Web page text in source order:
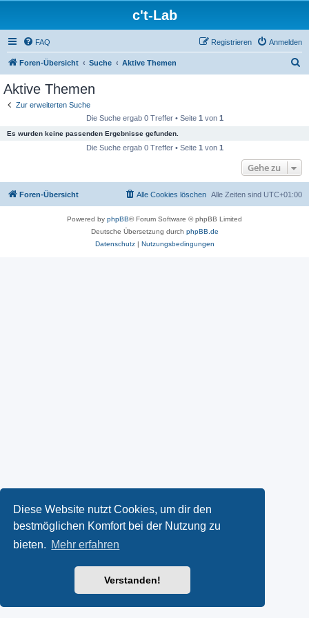
Diese Website nutzt Cookies, um dir den
bestmöglichen Komfort bei der Nutzung zu
bieten. Mehr erfahren
Verstanden!
c't-Lab
FAQ Anmelden
Registrieren
Foren-Übersicht Suche Aktive Themen
Aktive Themen
Zur erweiterten Suche
Die Suche ergab 0 Treffer • Seite 1 von 1
Es wurden keine passenden Ergebnisse gefunden.
Die Suche ergab 0 Treffer • Seite 1 von 1
Gehe zu
Foren-Übersicht Alle Zeiten sind UTC+01:00
Alle Cookies löschen
Powered by phpBB® Forum Software © phpBB Limited
Deutsche Übersetzung durch phpBB.de
Datenschutz| Nutzungsbedingungen